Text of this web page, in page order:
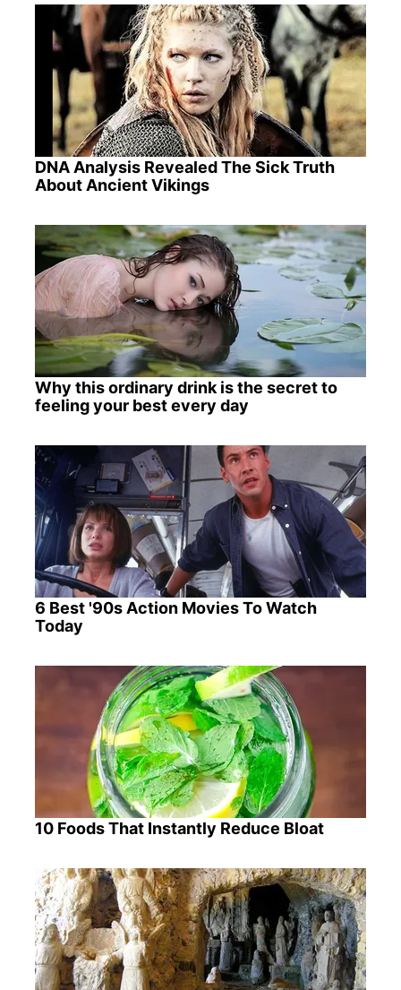
DNA Analysis Revealed The Sick Truth
About Ancient Vikings
Why this ordinary drink is the secret to
feeling your best every day
6 Best '90s Action Movies To Watch
Today
10 Foods That Instantly Reduce Bloat